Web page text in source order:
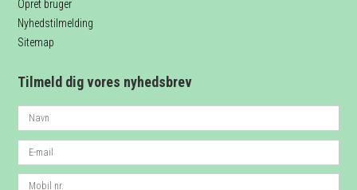
Opret bruger
Nyhedstilmelding
Sitemap
Tilmeld dig vores nyhedsbrev